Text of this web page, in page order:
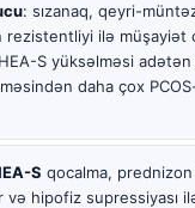
: sızanaq, qeyri-
rezistentliyi ilə müşayiət
S yüksəlməsi
daha çox
S qocalma,
və hipofiz supressiyası